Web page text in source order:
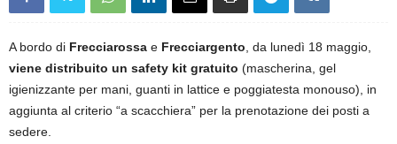
A bordo di Frecciarossa e Frecciargento, da lunedì 18 maggio,
viene distribuito un safety kit gratuito (mascherina, gel
igienizzante per mani, guanti in lattice e poggiatesta monouso), in
aggiunta al criterio “a scacchiera” per la prenotazione dei posti a
sedere.